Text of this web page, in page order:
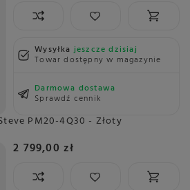
Wysyłkajeszcze dzisiaj
Towar dostępny w magazynie
Darmowa dostawa
Sprawdź cennik
PM20-4Q30 - Złoty
2 799,00 zł